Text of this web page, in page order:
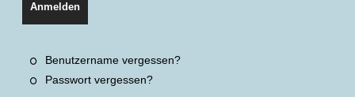
Anmelden
Benutzername vergessen?
Passwort vergessen?